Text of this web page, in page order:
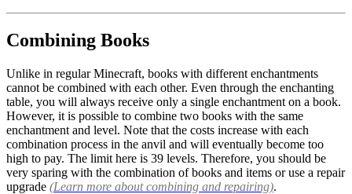
Combining Books
Unlike in regular Minecraft, books with different enchantments
cannot be combined with each other. Even through the enchanting
table, you will always receive only a single enchantment on a book.
However, it is possible to combine two books with the same
enchantment and level. Note that the costs increase with each
combination process in the anvil and will eventually become too
high to pay. The limit here is 39 levels. Therefore, you should be
very sparing with the combination of books and items or use a repair
upgrade (Learn more about combining and repairing).